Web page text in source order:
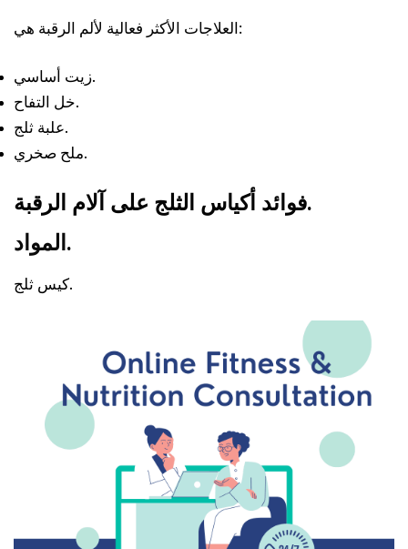
العلاجات الأكثر فعالية لألم الرقبة هي:
زيت أساسي.
خل التفاح.
علبة ثلج.
ملح صخري.
فوائد أكياس الثلج على آلام الرقبة.
المواد.
كيس ثلج.